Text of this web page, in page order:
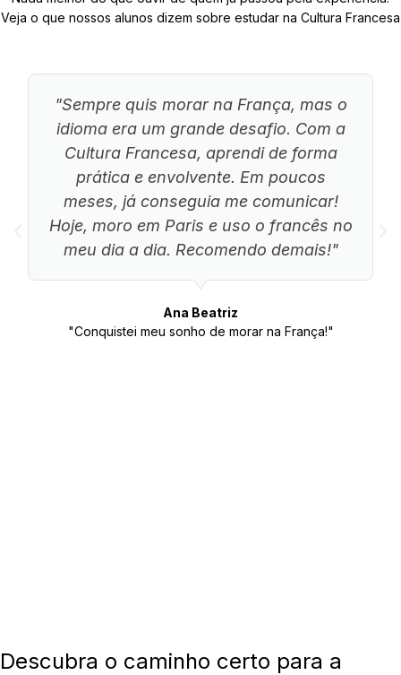
Veja o que nossos alunos dizem sobre estudar na Cultura Francesa
"Sempre quis morar na França, mas o
idioma era um grande desafio. Com a
Cultura Francesa, aprendi de forma
prática e envolvente. Em poucos
meses, já conseguia me comunicar!
Hoje, moro em Paris e uso o francês no
meu dia a dia. Recomendo demais!"
Ana Beatriz
"Conquistei meu sonho de morar na França!"
Descubra o caminho certo para a